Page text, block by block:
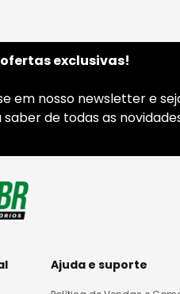
exclusivas!
em nosso newsletter e
de todas as
Ajuda e suporte